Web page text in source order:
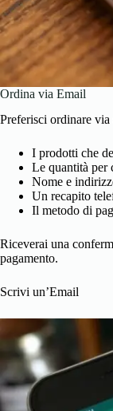
Ordina via Email
Preferisci ordinare
I prodotti che
Le quantità per
Nome e
Un recapito
Il metodo di
Riceverai una
pagamento.
Scrivi un’Email